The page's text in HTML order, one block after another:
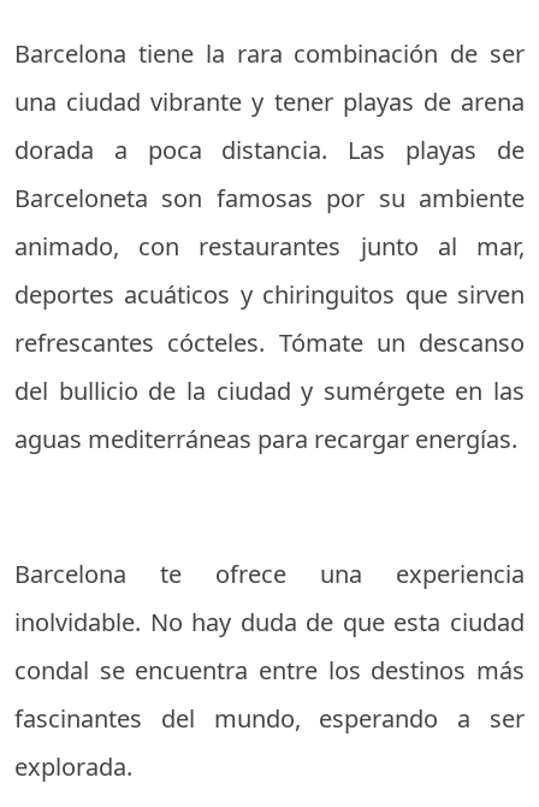
Barcelona tiene la rara combinación de ser
una ciudad vibrante y tener playas de arena
dorada a poca distancia. Las playas de
Barceloneta son famosas por su ambiente
animado, con restaurantes junto al mar,
deportes acuáticos y chiringuitos que sirven
refrescantes cócteles. Tómate un descanso
del bullicio de la ciudad y sumérgete en las
aguas mediterráneas para recargar energías.
Barcelona te ofrece una experiencia
inolvidable. No hay duda de que esta ciudad
condal se encuentra entre los destinos más
fascinantes del mundo, esperando a ser
explorada.